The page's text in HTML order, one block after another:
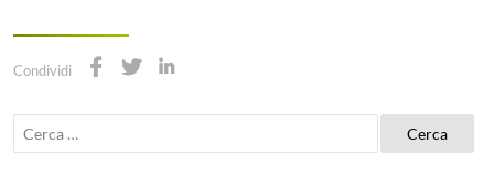
Condividi